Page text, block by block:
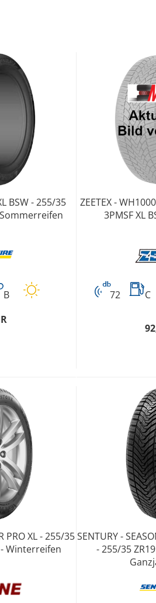
BSW - 255/35
Sommerreifen
B
ZEETEX -
3PMSF XL
72 C
PRO XL - 255/35
- Winterreifen
SENTURY -
- 255/35